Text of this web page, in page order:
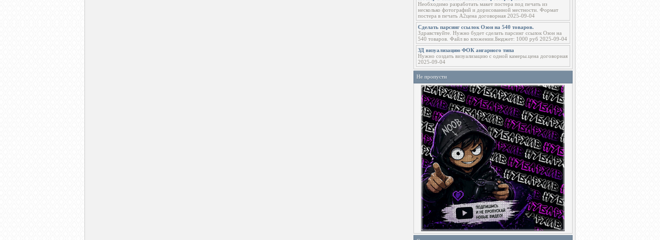
Необходимо разработать макет постера под печать из
несколько фотографий и дорисованной местности. Формат
постера в печать А2цена договорная 2025-09-04
Сделать парсинг ссылок Озон на 540 товаров.
Здравствуйте. Нужно будет сделать парсинг ссылок Озон на
540 товаров. Файл во вложении.Бюджет: 1000 руб 2025-09-04
ЗД визуализацию ФОК ангарного типа
Нужно создать визуализацию с одной камеры.цена договорная
2025-09-04
Не пропусти